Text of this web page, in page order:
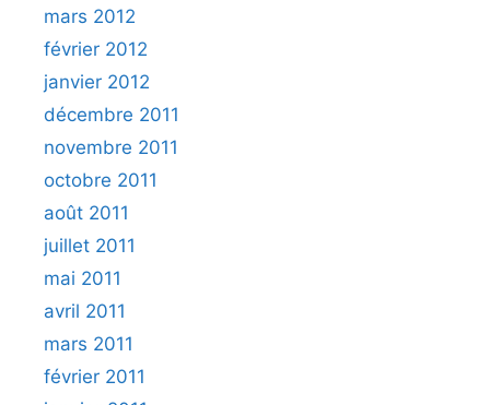
mars 2012
février 2012
janvier 2012
décembre 2011
novembre 2011
octobre 2011
août 2011
juillet 2011
mai 2011
avril 2011
mars 2011
février 2011